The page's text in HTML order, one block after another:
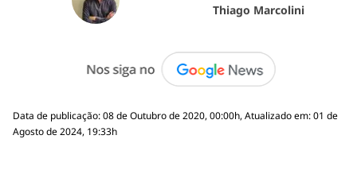
Thiago Marcolini
Data de publicação: 08 de Outubro de 2020, 00:00h, Atualizado em: 01 de
Agosto de 2024, 19:33h